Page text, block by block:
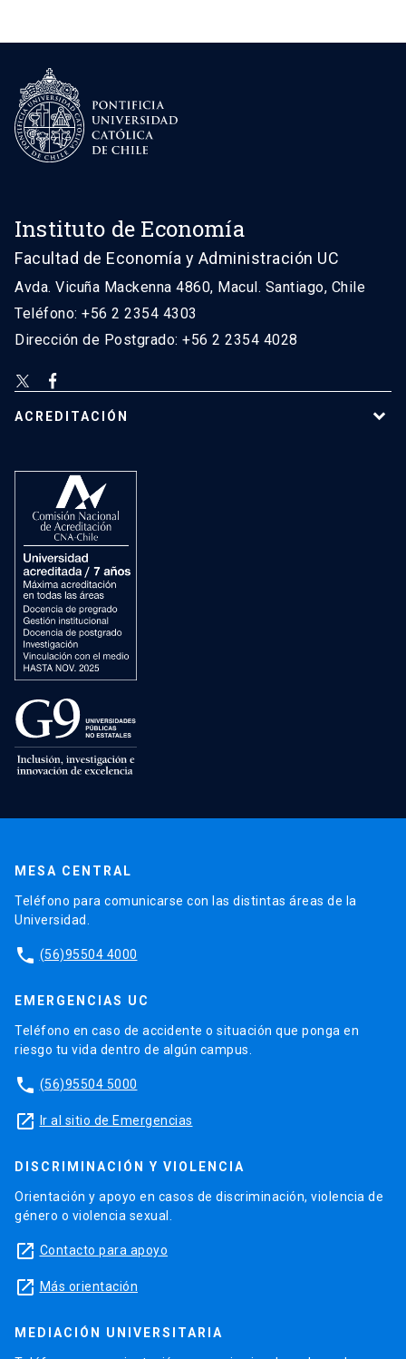
Instituto de Economía
Facultad de Economía y Administración UC
Avda. Vicuña Mackenna 4860, Macul. Santiago, Chile
Teléfono: +56 2 2354 4303
Dirección de Postgrado: +56 2 2354 4028
ACREDITACIÓN
MESA CENTRAL
Teléfono para comunicarse con las distintas áreas de la
Universidad.
phone (56)95504 4000
EMERGENCIAS UC
Teléfono en caso de accidente o situación que ponga en
riesgo tu vida dentro de algún campus.
phone (56)95504 5000
launch Ir al sitio de Emergencias
DISCRIMINACIÓN Y VIOLENCIA
Orientación y apoyo en casos de discriminación, violencia de
género o violencia sexual.
launch Contacto para apoyo
launch Más orientación
MEDIACIÓN UNIVERSITARIA